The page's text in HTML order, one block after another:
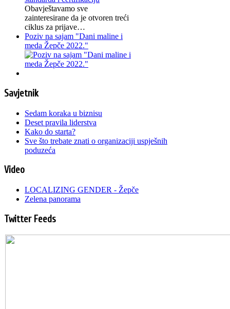
Obavještavamo sve
zainteresirane da je otvoren treći
ciklus za prijave…
Poziv na sajam "Dani maline i
meda Žepče 2022."
Savjetnik
Sedam koraka u biznisu
Deset pravila liderstva
Kako do starta?
Sve što trebate znati o organizaciji uspješnih
poduzeća
Video
LOCALIZING GENDER - Žepče
Zelena panorama
Twitter Feeds